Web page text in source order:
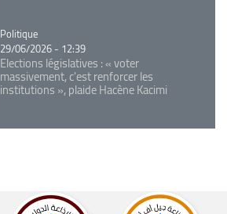
Catégorie
Politique
29/06/2026 - 12:39
Elections législatives : « voter
massivement, c'est renforcer les
institutions », plaide Hacène Kacimi